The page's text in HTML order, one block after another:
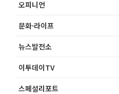
오피니언
문화·라이프
뉴스발전소
이투데이TV
스페셜리포트